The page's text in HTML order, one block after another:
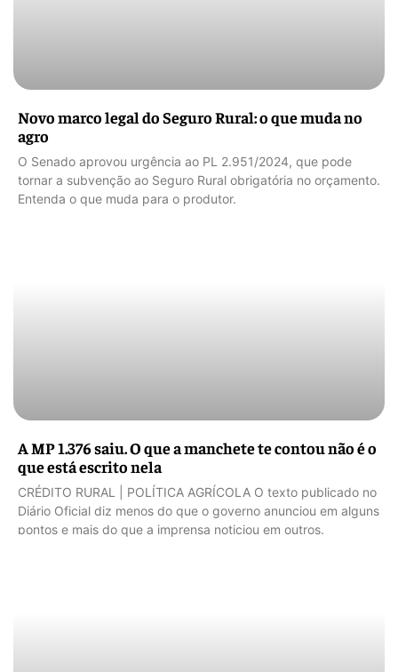
Novo marco legal do Seguro Rural: o que muda no
agro
O Senado aprovou urgência ao PL 2.951/2024, que pode
tornar a subvenção ao Seguro Rural obrigatória no orçamento.
Entenda o que muda para o produtor.
A MP 1.376 saiu. O que a manchete te contou não é o
que está escrito nela
CRÉDITO RURAL | POLÍTICA AGRÍCOLA O texto publicado no
Diário Oficial diz menos do que o governo anunciou em alguns
pontos e mais do que a imprensa noticiou em outros.